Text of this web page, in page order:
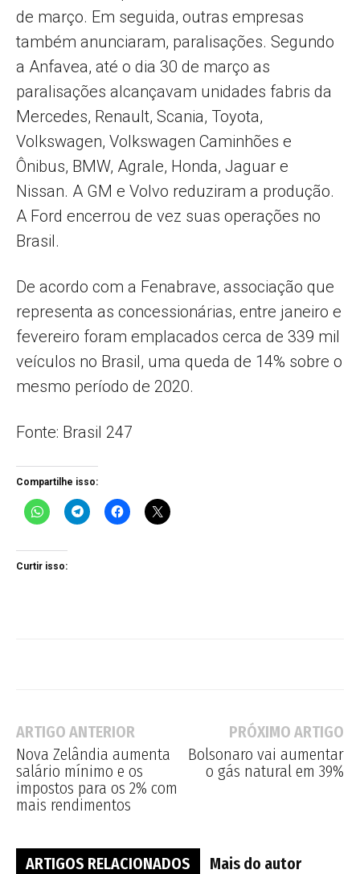
de março. Em seguida, outras empresas
também anunciaram, paralisações. Segundo
a Anfavea, até o dia 30 de março as
paralisações alcançavam unidades fabris da
Mercedes, Renault, Scania, Toyota,
Volkswagen, Volkswagen Caminhões e
Ônibus, BMW, Agrale, Honda, Jaguar e
Nissan. A GM e Volvo reduziram a produção.
A Ford encerrou de vez suas operações no
Brasil.
De acordo com a Fenabrave, associação que
representa as concessionárias, entre janeiro e
fevereiro foram emplacados cerca de 339 mil
veículos no Brasil, uma queda de 14% sobre o
mesmo período de 2020.
Fonte: Brasil 247
Compartilhe isso:
Curtir isso:
ARTIGO ANTERIOR
Nova Zelândia aumenta
salário mínimo e os
impostos para os 2% com
mais rendimentos
PRÓXIMO ARTIGO
Bolsonaro vai aumentar
o gás natural em 39%
ARTIGOS RELACIONADOS Mais do autor